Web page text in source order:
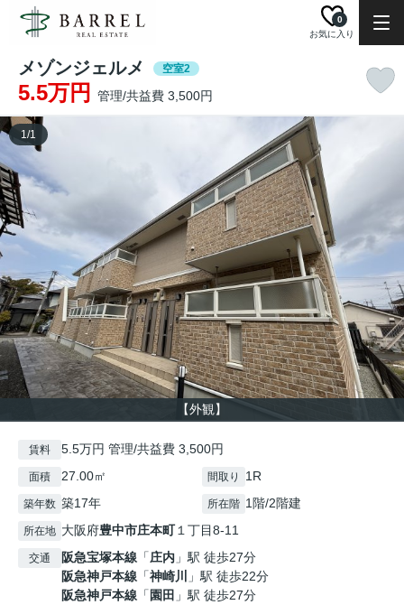
お気に入り
0
メゾンジェルメ 空室2
5.5万円 管理/共益費 3,500円
【外観】
1/1
賃料 5.5万円 管理/共益費 3,500円
面積 27.00㎡ 間取り 1R
築年数 築17年 所在階 1階/2階建
所在地 大阪府豊中市庄本町１丁目8-11
交通 阪急宝塚本線 「庄内 」駅 徒歩27分
阪急神戸本線 「神崎川
」駅 徒歩22分
阪急神戸本線 「 園田 」駅 徒歩27分